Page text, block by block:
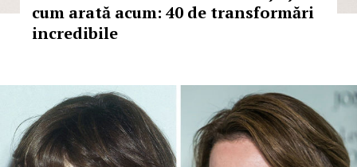
cum arată acum: 40 de transformări
incredibile